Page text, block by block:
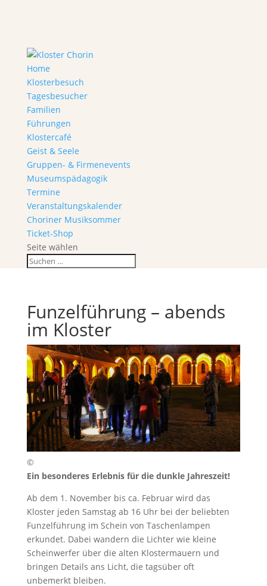
Home
Klosterbesuch
Tagesbesucher
Familien
Führungen
Klostercafé
Geist & Seele
Gruppen- & Firmenevents
Museumspädagogik
Termine
Veranstaltungskalender
Choriner Musiksommer
Ticket-Shop
Seite wählen
Funzelführung – abends
im Kloster
©
Ein besonderes Erlebnis für die dunkle Jahreszeit!
Ab dem 1. November bis ca. Februar wird das
Kloster jeden Samstag ab 16 Uhr bei der beliebten
Funzelführung im Schein von Taschenlampen
erkundet. Dabei wandern die Lichter wie kleine
Scheinwerfer über die alten Klostermauern und
bringen Details ans Licht, die tagsüber oft
unbemerkt bleiben.